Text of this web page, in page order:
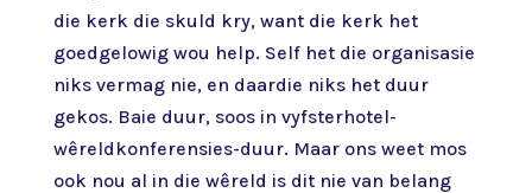
die kerk die skuld kry, want die kerk het
goedgelowig wou help. Self het die organisasie
niks vermag nie, en daardie niks het duur
gekos. Baie duur, soos in vyfsterhotel-
wêreldkonferensies-duur. Maar ons weet mos
ook nou al in die wêreld is dit nie van belang